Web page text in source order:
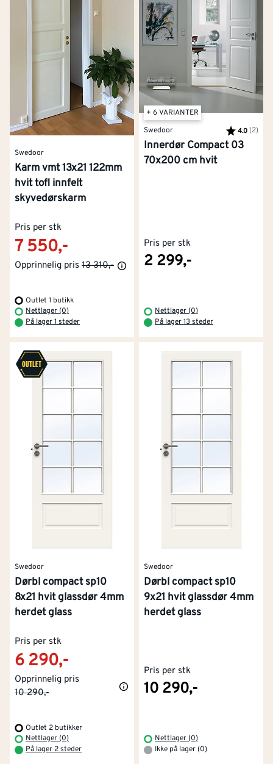
Swedoor
Karm vmt 13x21 122mm
hvit tofl innfelt
skyvedørskarm
Pris per stk
7 550,-
Opprinnelig pris 13 310,-
Outlet 1 butikk
Nettlager (0)
På lager 1 steder
+ 6 VARIANTER
Swedoor
Karakter:
4.0 (2)
Innerdør Compact 03
70x200 cm hvit
Pris per stk
2 299,-
Nettlager (0)
På lager 13 steder
Swedoor
Dørbl compact sp10
8x21 hvit glassdør 4mm
herdet glass
Pris per stk
6 290,-
Opprinnelig pris
10 290,-
Outlet 2 butikker
Nettlager (0)
På lager 2 steder
Swedoor
Dørbl compact sp10
9x21 hvit glassdør 4mm
herdet glass
Pris per stk
10 290,-
Nettlager (0)
Ikke på lager (0)